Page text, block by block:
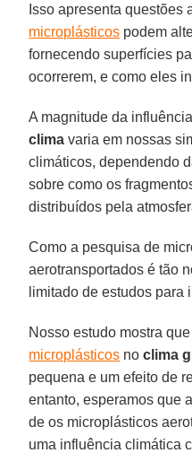
Isso apresenta questões
microplásticos podem
fornecendo superfícies
ocorrerem, e como eles
A magnitude da
clima varia em nossas
climáticos, dependendo
sobre como os
distribuídos pela
Como a pesquisa de
aerotransportados é tão
limitado de estudos para
Nosso estudo mostra
microplásticos noclima
pequena e um efeito de
entanto, esperamos que
de os microplásticos
uma influência climática